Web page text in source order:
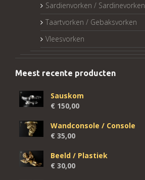
Sardienvorken / Sardinevorken
Taartvorken / Gebaksvorken
Vleesvorken
Meest recente producten
Sauskom
€ 150,00
Wandconsole / Console
€ 35,00
Beeld / Plastiek
€ 30,00